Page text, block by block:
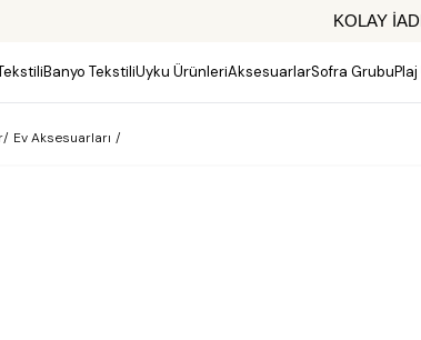
KOLAY
Banyo TekstiliUyku ÜrünleriAksesuarlarSofra Grubu
/ Ev Aksesuarları /